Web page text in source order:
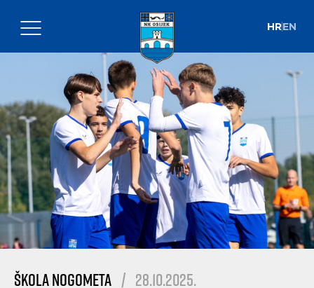
HREN
Škola nogometa | 28.10.2025.